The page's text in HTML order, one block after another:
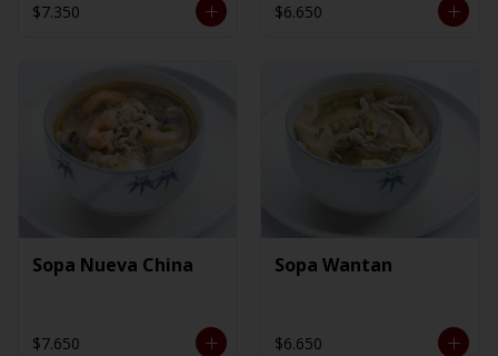
$7.350 $6.650
Sopa Nueva China
$7.650
Sopa Wantan
$6.650